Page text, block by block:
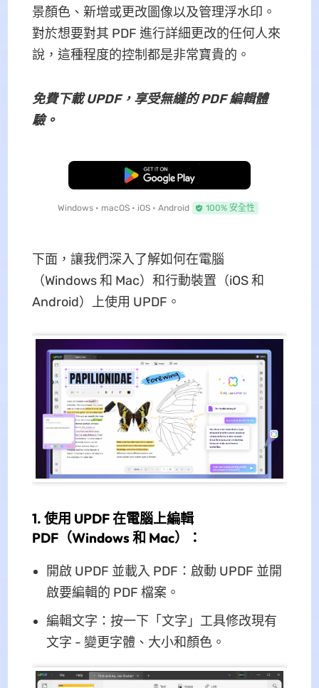
景顏色、新增或更改圖像以及管理浮水印。
對於想要對其 PDF 進行詳細更改的任何人來
說，這種程度的控制都是非常寶貴的。
免費下載 UPDF，享受無縫的 PDF 編輯體
驗。
免費下載
Windows • macOS • iOS • Android 100% 安全性
下面，讓我們深入了解如何在電腦
（Windows 和 Mac）和行動裝置（iOS 和
Android）上使用 UPDF。
1. 使用 UPDF 在電腦上編輯
PDF（Windows 和 Mac）：
開啟 UPDF 並載入 PDF：啟動 UPDF 並開
啟要編輯的 PDF 檔案。
編輯文字：按一下「文字」工具修改現有
文字 - 變更字體、大小和顏色。